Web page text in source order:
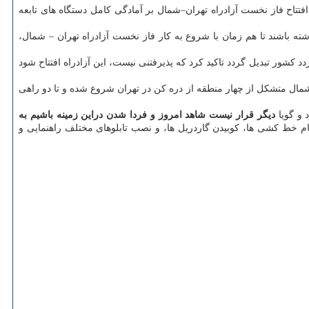
فاز نخست آزادراه تهران–شمال بر آمادگی كامل دستگاه های تابعه
باشند تا هم زمان با شروع به كار فاز نخست آزادراه تهران – شمال،
تبدیل گردد تاكید كرد كه پذیرفتنی نیست، این آزادراه افتتاح شود
بهره برداری می رسد. آزادراه تهران- شمال متشكل از چهار منطقه از دره كن در تهران شروع شده و تا دو راهی
و گویادیگر قرار نیست شاهد امروز و فردا شدن دراین زمینه باشیم به
خط كشی ها، كوبیدن گاردریل ها، و نصب تابلوهای مختلف راهنمایی و